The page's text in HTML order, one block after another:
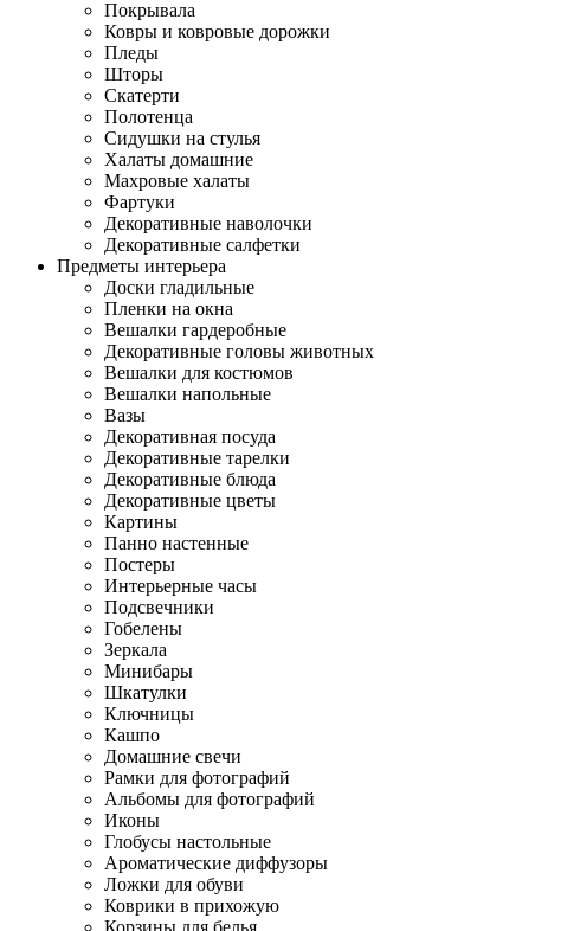
Покрывала
Ковры и ковровые дорожки
Пледы
Шторы
Скатерти
Полотенца
Сидушки на стулья
Халаты домашние
Махровые халаты
Фартуки
Декоративные наволочки
Декоративные салфетки
Предметы интерьера
Доски гладильные
Пленки на окна
Вешалки гардеробные
Декоративные головы животных
Вешалки для костюмов
Вешалки напольные
Вазы
Декоративная посуда
Декоративные тарелки
Декоративные блюда
Декоративные цветы
Картины
Панно настенные
Постеры
Интерьерные часы
Подсвечники
Гобелены
Зеркала
Минибары
Шкатулки
Ключницы
Кашпо
Домашние свечи
Рамки для фотографий
Альбомы для фотографий
Иконы
Глобусы настольные
Ароматические диффузоры
Ложки для обуви
Коврики в прихожую
Корзины для белья